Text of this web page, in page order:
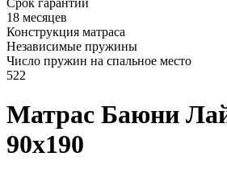
18 месяцев
Конструкция матраса
Независимые пружины
Число пружин на спальное место
522
Матрас Баюни
90х190